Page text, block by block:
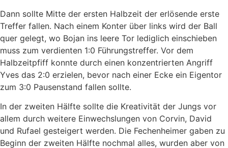
Dann sollte Mitte der ersten Halbzeit der erlösende erste
Treffer fallen. Nach einem Konter über links wird der Ball
quer gelegt, wo Bojan ins leere Tor lediglich einschieben
muss zum verdienten 1:0 Führungstreffer. Vor dem
Halbzeitpfiff konnte durch einen konzentrierten Angriff
Yves das 2:0 erzielen, bevor nach einer Ecke ein Eigentor
zum 3:0 Pausenstand fallen sollte.
In der zweiten Hälfte sollte die Kreativität der Jungs vor
allem durch weitere Einwechslungen von Corvin, David
und Rufael gesteigert werden. Die Fechenheimer gaben zu
Beginn der zweiten Hälfte nochmal alles, wurden aber von